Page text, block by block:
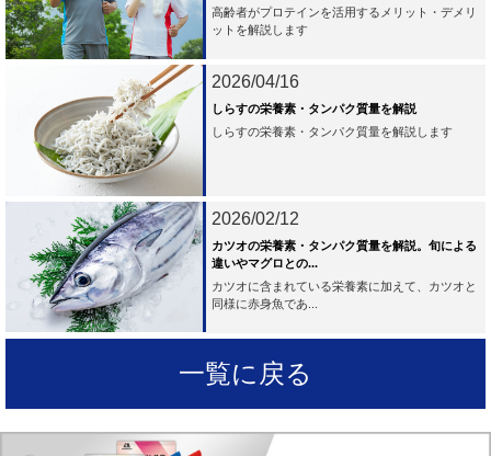
高齢者がプロテインを活用するメリット・デメリ
ットを解説します
2026/04/16
しらすの栄養素・タンパク質量を解説
しらすの栄養素・タンパク質量を解説します
2026/02/12
カツオの栄養素・タンパク質量を解説。旬による
違いやマグロとの...
カツオに含まれている栄養素に加えて、カツオと
同様に赤身魚であ...
一覧に戻る